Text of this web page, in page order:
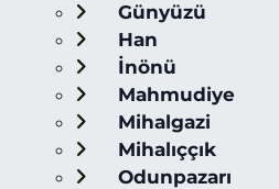
Günyüzü
Han
İnönü
Mahmudiye
Mihalgazi
Mihalıççık
Odunpazarı